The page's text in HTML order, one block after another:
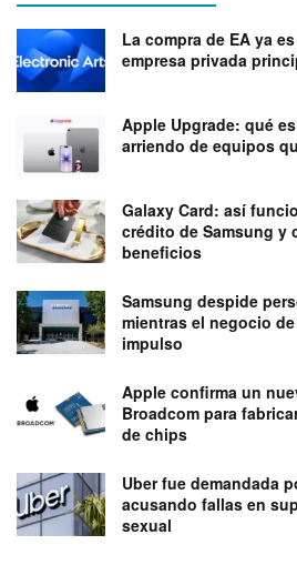
La compra de EA ya
empresa privada
Apple Upgrade: qué
arriendo de equipos
Galaxy Card: así
crédito de Samsung y
beneficios
Samsung despide
mientras el negocio
impulso
Apple confirma un
Broadcom para
de chips
Uber fue demandada
acusando fallas en
sexual